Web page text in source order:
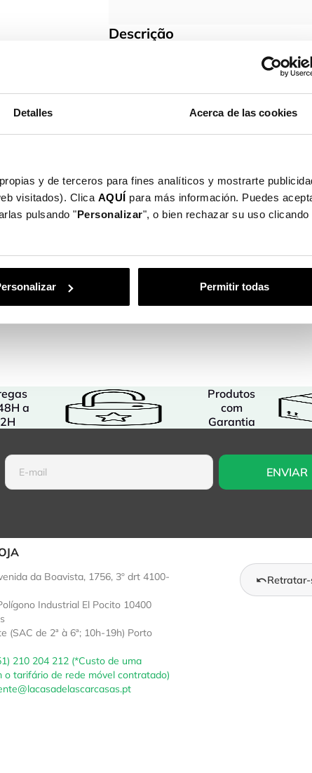
Detalles Acerca de las cookies
y de terceros para fines analíticos y mostrarte
visitados). Clica AQUÍ para más información. Puedes
pulsando "Personalizar", o bien rechazar su uso clicando
Permitir todas
podes protegê-
modelo ou
PayPal e
Descrição
Protege o teu smartphone com as nossas
Gostas de mudar o look do teu
telemóveis, podes protegê-lo com
É uma capa fina, que não acrescenta
telemóvel. Qualquer modelo ou
Na La Casa de las Carcasas temos
Cartão, MBway, PayPal e
a
Produtos
com
Garantia
da Boavista, 1756, 3º drt 4100-
Industrial El Pocito 10400
(SAC de 2ª à 6ª; 10h-19h) Porto
210 204 212 (*Custo de uma
o tarifário de rede móvel contratado)